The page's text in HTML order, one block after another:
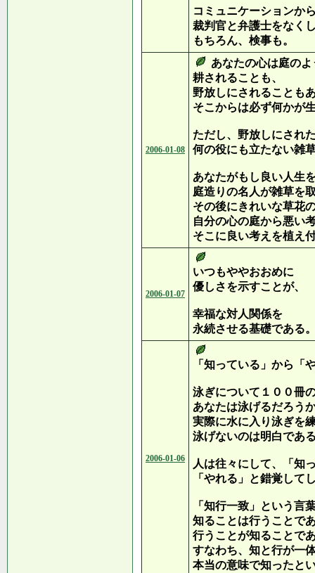
コミュニケーションか
裁判官と弁護士をなく
もちろん、検事も。
2006-01-08
あなたの心は庭の
耕されることも、
野放しにされることも
そこからは必ず何かが
ただし、野放しにされ
何の役にも立たない雑
あなたがもし良い人生
庭造りの名人が雑草を
その後にきれいな草花
自分の心の庭から悪い
そこに良い考えを植え
2006-01-07
いつもややおおめに
優しさを示すことが、
幸福な対人関係を
永続させる基礎である
2006-01-06
「知っている」から「
泳ぎについて１００冊
あなたは泳げるだろう
実際に水に入り泳ぎを
泳げないのは明白であ
人は往々にして、「知
「やれる」と錯覚して
「知行一致」という言
知ることは行うことで
行うことが知ることで
すなわち、知と行が一
本当の意味で知ったと